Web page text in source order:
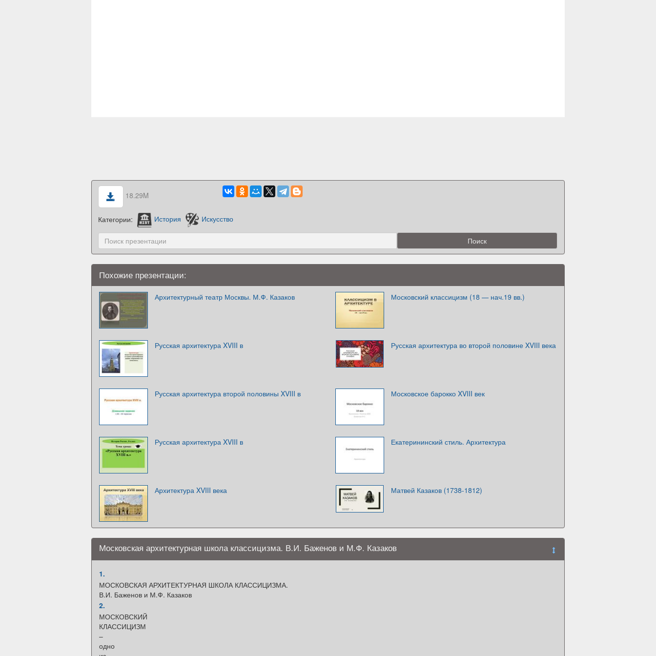
18.29M
Категории: История Искусство
Похожие презентации:
Архитектурный театр Москвы. М.Ф. Казаков Московский классицизм (18 — нач.19 вв.)
Русская архитектура XVIII в Русская архитектура во второй половине XVIII века
Русская архитектура второй половины XVIII в Московское барокко XVIII век
Русская архитектура XVIII в Екатерининский стиль. Архитектура
Архитектура XVIII века Матвей Казаков (1738-1812)
Московская архитектурная школа классицизма. В.И. Баженов и М.Ф. Казаков
1.
МОСКОВСКАЯ АРХИТЕКТУРНАЯ ШКОЛА КЛАССИЦИЗМА.
В.И. Баженов и М.Ф. Казаков
2.
МОСКОВСКИЙ
КЛАССИЦИЗМ
–
одно